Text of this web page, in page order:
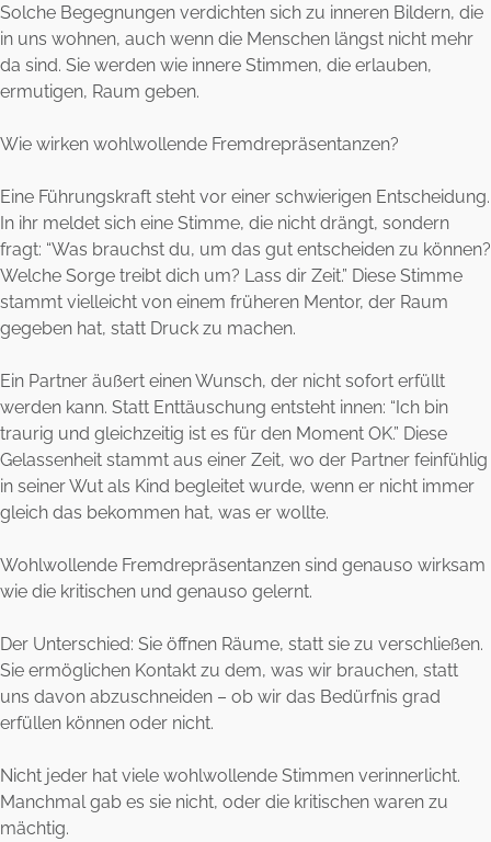
Solche Begegnungen verdichten sich zu inneren Bildern, die
in uns wohnen, auch wenn die Menschen längst nicht mehr
da sind. Sie werden wie innere Stimmen, die erlauben,
ermutigen, Raum geben.
Wie wirken wohlwollende Fremdrepräsentanzen?
Eine Führungskraft steht vor einer schwierigen Entscheidung.
In ihr meldet sich eine Stimme, die nicht drängt, sondern
fragt: “Was brauchst du, um das gut entscheiden zu können?
Welche Sorge treibt dich um? Lass dir Zeit.” Diese Stimme
stammt vielleicht von einem früheren Mentor, der Raum
gegeben hat, statt Druck zu machen.
Ein Partner äußert einen Wunsch, der nicht sofort erfüllt
werden kann. Statt Enttäuschung entsteht innen: “Ich bin
traurig und gleichzeitig ist es für den Moment OK.” Diese
Gelassenheit stammt aus einer Zeit, wo der Partner feinfühlig
in seiner Wut als Kind begleitet wurde, wenn er nicht immer
gleich das bekommen hat, was er wollte.
Wohlwollende Fremdrepräsentanzen sind genauso wirksam
wie die kritischen und genauso gelernt.
Der Unterschied: Sie öffnen Räume, statt sie zu verschließen.
Sie ermöglichen Kontakt zu dem, was wir brauchen, statt
uns davon abzuschneiden – ob wir das Bedürfnis grad
erfüllen können oder nicht.
Nicht jeder hat viele wohlwollende Stimmen verinnerlicht.
Manchmal gab es sie nicht, oder die kritischen waren zu
mächtig.